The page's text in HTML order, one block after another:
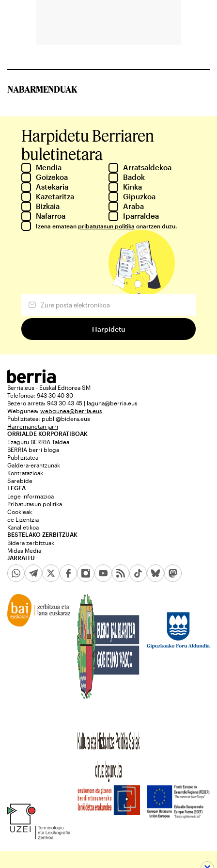
NABARMENDUAK
Harpidetu Berriaren
buletinetara
Mendia
Arratsaldekoa
Goizekoa
Badok
Astekaria
Kinka
Kazetaritza
Gipuzkoa
Bizkaia
Araba
Nafarroa
Iparraldea
Izena ematean pribatutasun politika onartzen duzu.
Berria.eus - Euskal Editorea SM
Telefonoa: 943 30 40 30
Bezero arreta: 943 30 43 45 | laguna@berria.eus
Webgunea: webgunea@berria.eus
Publizitatea: publi@bidera.eus
Harremanetan jarri
ORRIALDE KORPORATIBOAK
Ezagutu BERRIA Taldea
BERRIA berri bloga
Publizitatea
Galdera-erantzunak
Kontratazioak
Sarebide
JARRAITU
LEGEA
Lege informazioa
Pribatutasun politika
Cookieak
cc Lizentzia
Kanal etikoa
BESTELAKO ZERBITZUAK
Bidera zerbitzuak
Midas Media